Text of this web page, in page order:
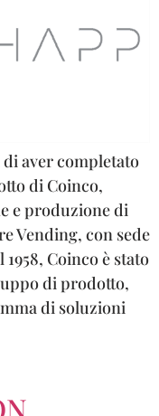
aver completato
di Coinco,
e produzione di
Vending, con sede
Coinco è stato
di prodotto,
di soluzioni